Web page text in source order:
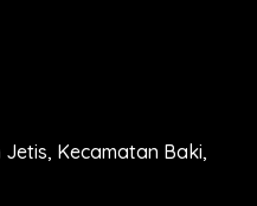
Kecamatan Baki,